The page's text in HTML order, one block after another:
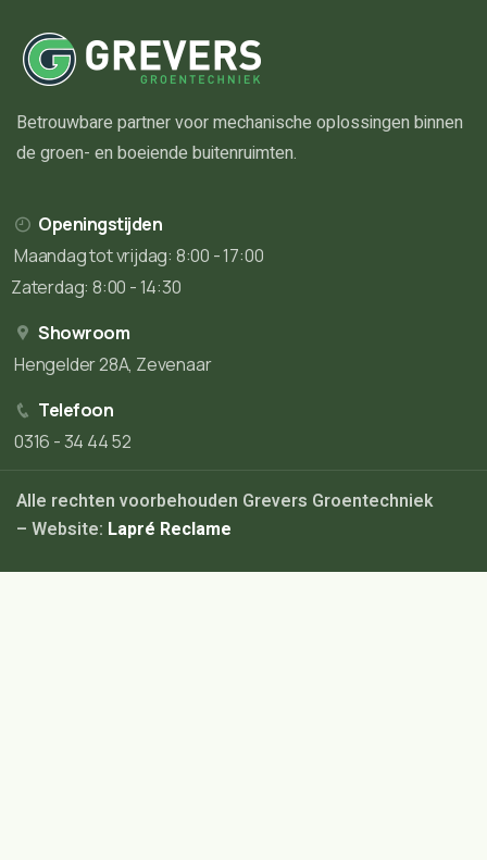
Betrouwbare partner voor mechanische oplossingen binnen
de groen- en boeiende buitenruimten.
Openingstijden
Maandag tot vrijdag: 8:00 - 17:00
Zaterdag: 8:00 - 14:30
Showroom
Hengelder 28A, Zevenaar
Telefoon
0316 - 34 44 52
Alle rechten voorbehouden Grevers Groentechniek
– Website: Lapré Reclame